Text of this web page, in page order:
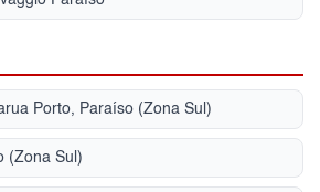
Porto, Paraíso (Zona Sul)
(Zona Sul)